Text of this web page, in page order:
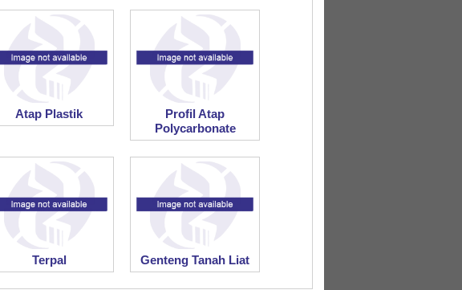
Atap Plastik
Profil Atap
Polycarbonate
Terpal Genteng Tanah Liat